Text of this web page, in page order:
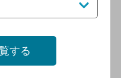
満
34席
する